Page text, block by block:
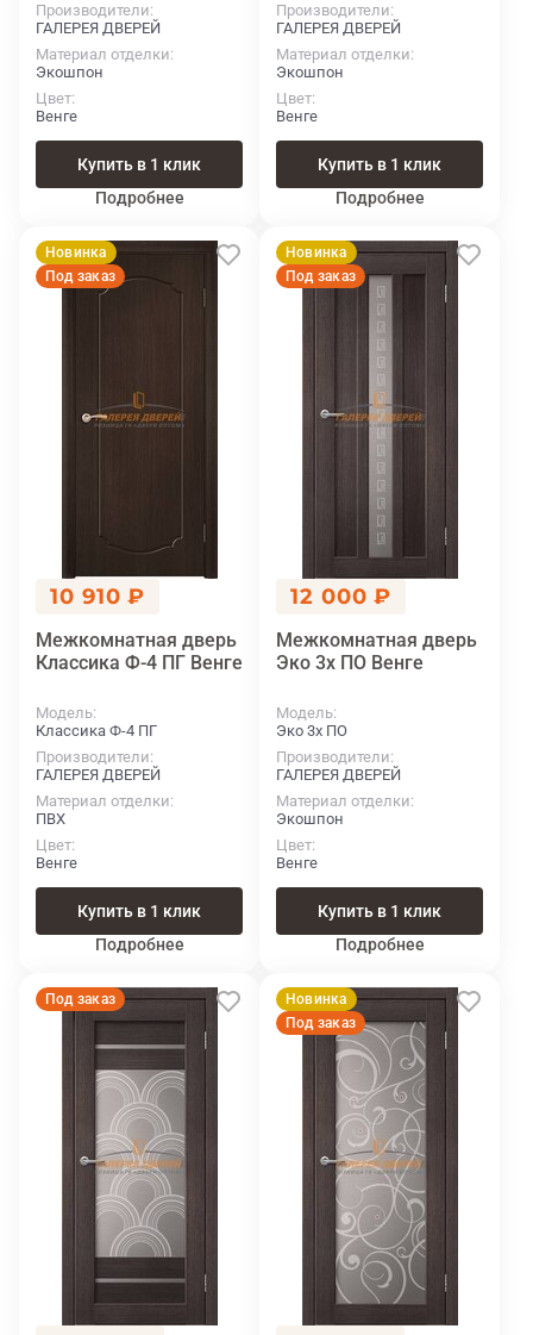
Производители
ГАЛЕРЕЯ ДВЕРЕЙ
Материал отделки
Экошпон
Цвет
Венге
Купить в 1 клик
Подробнее
Производители
ГАЛЕРЕЯ ДВЕРЕЙ
Материал отделки
Экошпон
Цвет
Венге
Купить в 1 клик
Подробнее
Новинка
Под заказ
10 910 ₽
Межкомнатная дверь
Классика Ф-4 ПГ Венге
Модель
Классика Ф-4 ПГ
Производители
ГАЛЕРЕЯ ДВЕРЕЙ
Материал отделки
ПВХ
Цвет
Венге
Купить в 1 клик
Подробнее
Новинка
Под заказ
12 000 ₽
Межкомнатная дверь
Эко 3х ПО Венге
Модель
Эко 3х ПО
Производители
ГАЛЕРЕЯ ДВЕРЕЙ
Материал отделки
Экошпон
Цвет
Венге
Купить в 1 клик
Подробнее
Под заказ
Новинка
Под заказ